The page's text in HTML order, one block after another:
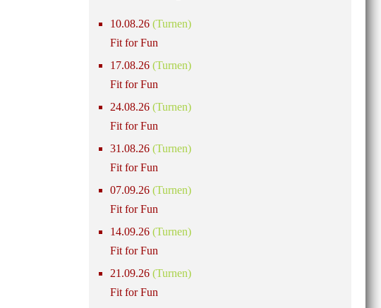
10.08.26 (Turnen)
Fit for Fun
17.08.26 (Turnen)
Fit for Fun
24.08.26 (Turnen)
Fit for Fun
31.08.26 (Turnen)
Fit for Fun
07.09.26 (Turnen)
Fit for Fun
14.09.26 (Turnen)
Fit for Fun
21.09.26 (Turnen)
Fit for Fun